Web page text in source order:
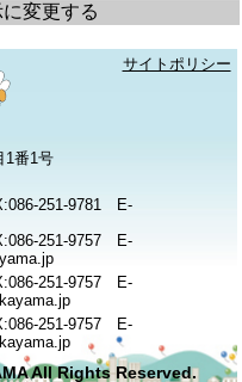
変更する
サイトポリシー
1番1号
251-9781 E-
251-9757 E-
251-9757 E-
251-9757 E-
All Rights Reserved.